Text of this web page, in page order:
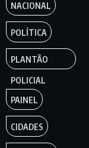
NACIONAL
POLÍTICA
PLANTÃO
POLICIAL
PAINEL
CIDADES